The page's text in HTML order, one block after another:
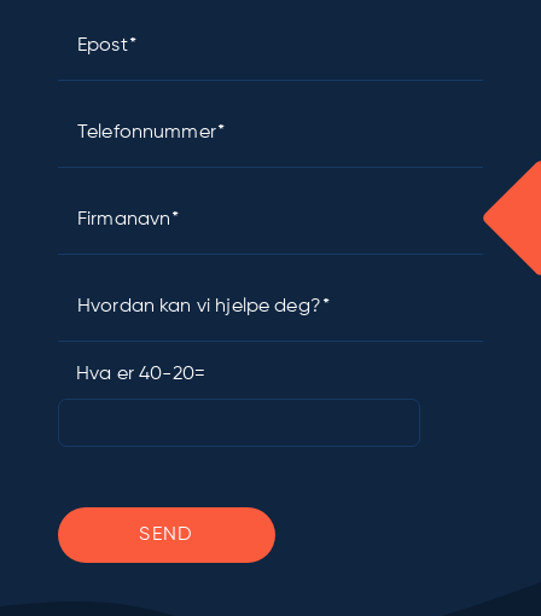
Epost
Telefonnummer
Firmanavn
Hvordan kan vi hjelpe deg?
Hva er 40-20=
SEND